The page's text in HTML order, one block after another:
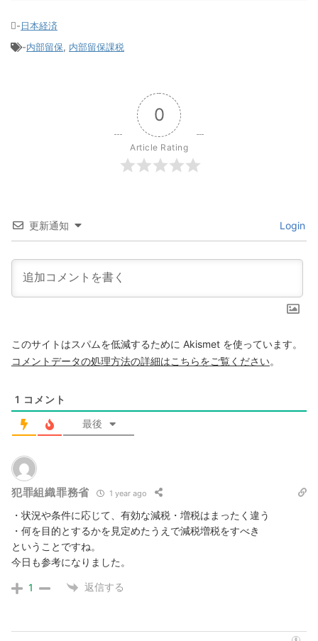
-日本経済
-内部留保, 内部留保課税
0
Article Rating
更新通知 Login
このサイトはスパムを低減するために Akismet を使っています。
コメントデータの処理方法の詳細はこちらをご覧ください。
1 コメント
最後
犯罪組織罪務省 1 year ago
・状況や条件に応じて、有効な減税・増税はまったく違う
・何を目的とするかを見定めたうえで減税増税をすべき
ということですね。
今日も参考になりました。
1 返信する